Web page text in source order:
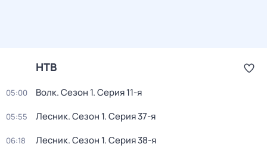
НТВ
05:00 Волк. Сезон 1. Серия 11-я
05:55 Лесник. Сезон 1. Серия 37-я
06:18 Лесник. Сезон 1. Серия 38-я